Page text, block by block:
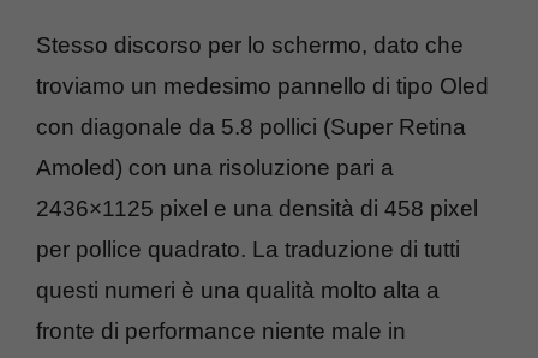
Stesso discorso per lo schermo, dato che
troviamo un medesimo pannello di tipo Oled
con diagonale da 5.8 pollici (Super Retina
Amoled) con una risoluzione pari a
2436×1125 pixel e una densità di 458 pixel
per pollice quadrato. La traduzione di tutti
questi numeri è una qualità molto alta a
fronte di performance niente male in